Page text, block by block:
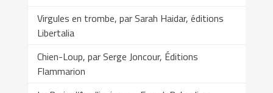
Virgules en trombe, par Sarah Haidar, éditions
Libertalia
Chien-Loup, par Serge Joncour, Éditions
Flammarion